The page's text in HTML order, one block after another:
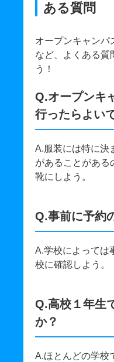
ある質問
オープンキャンパ
など、よくある質
う！
Q.オープンキ
行ったらよい
A.服装には特に決
があることがある
靴にしよう。
Q.事前に予約
A.学校によっては
校に確認しよう。
Q.高校１年生
か？
A.ほとんどの学校